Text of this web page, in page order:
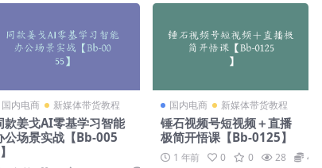
国内电商 新媒体带货教程
款姜戈AI零基学习智能
公场景实战【Bb-005
国内电商 新媒体带货教程
锤石视频号短视频＋直播
极简开悟课【Bb-0125】
1 年前 0 0 28 49